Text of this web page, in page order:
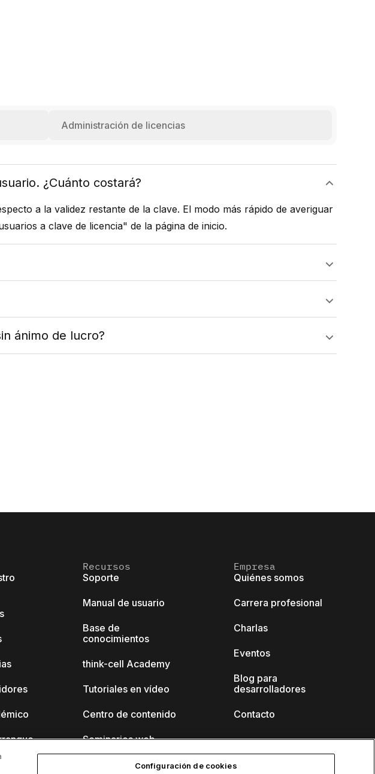
Administración de licencias
¿Cuánto costará?
a la validez restante de la clave. El modo más rápido de averiguar
a clave de licencia" de la página de inicio.
ánimo de lucro?
Recursos
Soporte
Manual de usuario
Base de
conocimientos
think-cell Academy
Tutoriales en vídeo
Centro de contenido
Seminarios web
Empresa
Quiénes somos
Carrera profesional
Charlas
Eventos
Blog para
desarrolladores
Contacto
Configuración de cookies